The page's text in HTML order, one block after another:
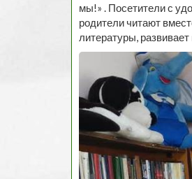
мы!» . Посетители с
родители читают
литературы,